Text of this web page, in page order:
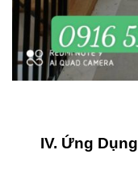
IV. Ứng Dụng